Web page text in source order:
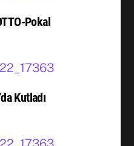
Pokal
Kutladı